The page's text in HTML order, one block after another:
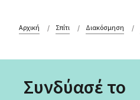
Αρχική Σπίτι Διακόσμηση
Συνδύασέ το